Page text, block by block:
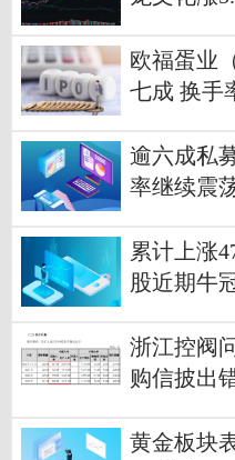
欧福蛋业
七成 换手
逾六成私
率继续震
累计上涨
股近期牛
浙江控阀
购信披出
黄金板块